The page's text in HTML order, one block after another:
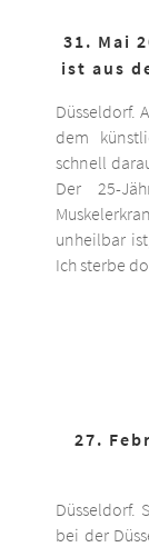
31. Mai
ist aus
Düsseldorf.
dem
schnell
Der 25-
unheilbar
Ich sterbe
27.
Düsseldorf.
bei der